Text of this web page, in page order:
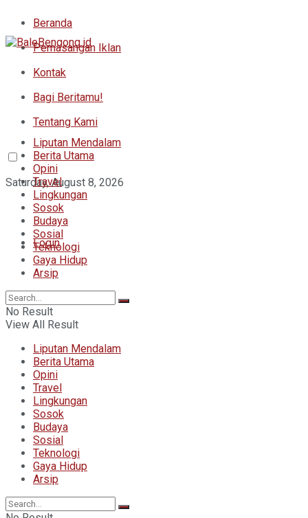
Beranda
Pemasangan Iklan
Kontak
Bagi Beritamu!
Tentang Kami
Saturday, August 8, 2026
Login
Liputan Mendalam
Berita Utama
Opini
Travel
Lingkungan
Sosok
Budaya
Sosial
Teknologi
Gaya Hidup
Arsip
No Result
View All Result
Liputan Mendalam
Berita Utama
Opini
Travel
Lingkungan
Sosok
Budaya
Sosial
Teknologi
Gaya Hidup
Arsip